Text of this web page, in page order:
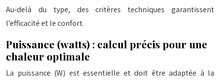
Au-delà du type, des critères techniques garantissent
l’efficacité et le confort.
Puissance (watts) : calcul précis pour une
chaleur optimale
La puissance (W) est essentielle et doit être adaptée à la